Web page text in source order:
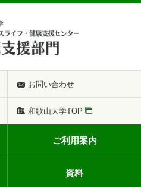
お問い合わせ
和歌山大学TOP
ご利用案内
資料